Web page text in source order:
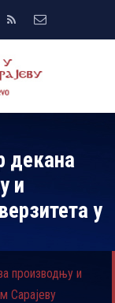
декана
и
у
производњу и
Сарајеву